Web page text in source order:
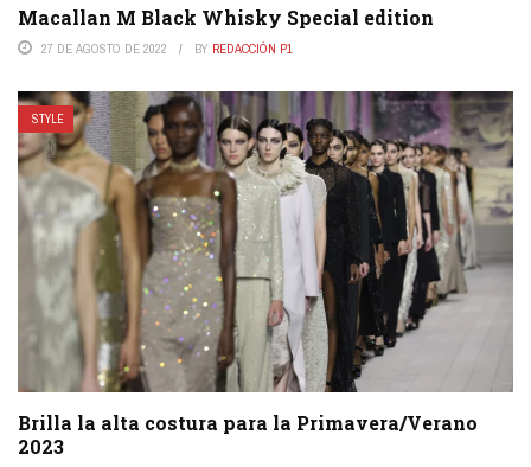
Macallan M Black Whisky Special edition
27 DE AGOSTO DE 2022 BY REDACCIÓN P1
STYLE
Brilla la alta costura para la Primavera/Verano
2023